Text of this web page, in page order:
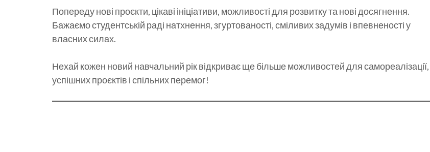
Попереду нові проєкти, цікаві ініціативи, можливості для розвитку та нові досягнення.
Бажаємо студентській раді натхнення, згуртованості, сміливих задумів і впевненості у
власних силах.
Нехай кожен новий навчальний рік відкриває ще більше можливостей для самореалізації,
успішних проєктів і спільних перемог!